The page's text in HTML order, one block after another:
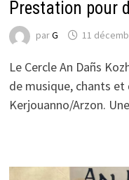
Prestation pour
parG 11
Le Cercle An Dañs
de musique, chants et
Kerjouanno/Arzon.